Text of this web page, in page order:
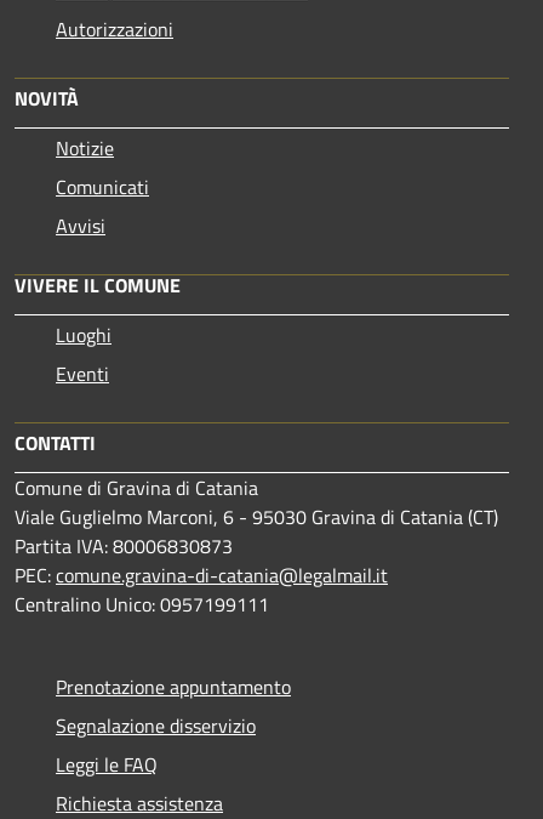
Autorizzazioni
NOVITÀ
Notizie
Comunicati
Avvisi
VIVERE IL COMUNE
Luoghi
Eventi
CONTATTI
Comune di Gravina di Catania
Viale Guglielmo Marconi, 6 - 95030 Gravina di Catania (CT)
Partita IVA: 80006830873
PEC:comune.gravina-di-catania@legalmail.it
Centralino Unico: 0957199111
Prenotazione appuntamento
Segnalazione disservizio
Leggi le FAQ
Richiesta assistenza